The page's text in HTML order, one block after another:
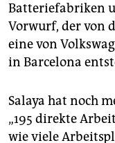
Batteriefabriken
Vorwurf, der von
eine von
in Barcelona
Salaya hat noch
„195 direkte
wie viele